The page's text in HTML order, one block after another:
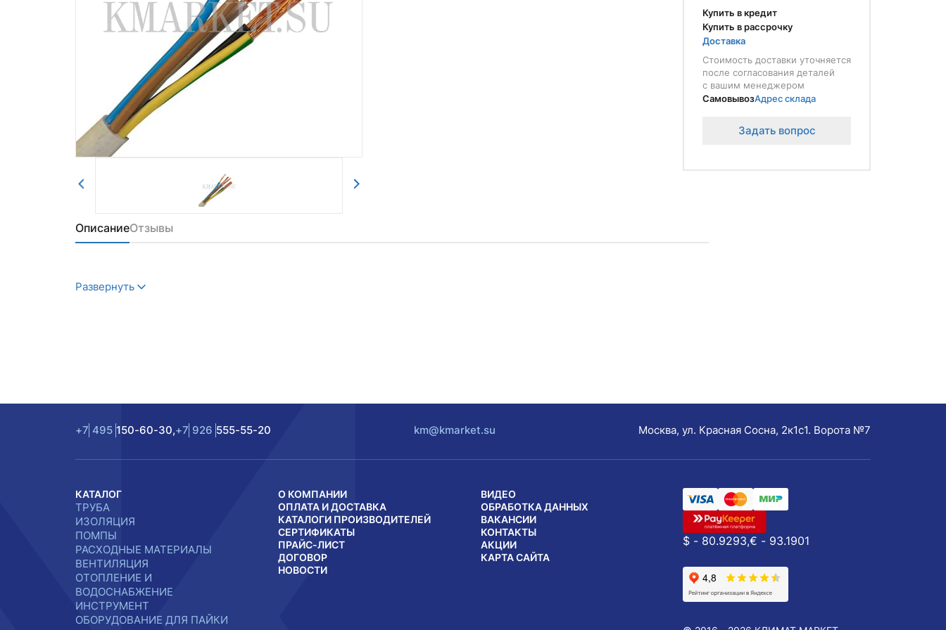
Купить в кредит
Купить в рассрочку
Доставка
Стоимость доставки уточняется
после согласования деталей
с вашим менеджером
СамовывозАдрес склада
Задать вопрос
ОписаниеОтзывы
Развернуть
Авторизоваться
+7 495 150-60-30,+7 926 555-55-20 km@kmarket.su Москва, ул. Красная Сосна, 2к1с1. Ворота №7
КАТАЛОГ
ТРУБА
ИЗОЛЯЦИЯ
ПОМПЫ
РАСХОДНЫЕ МАТЕРИАЛЫ
ВЕНТИЛЯЦИЯ
ОТОПЛЕНИЕ И
ВОДОСНАБЖЕНИЕ
ИНСТРУМЕНТ
ОБОРУДОВАНИЕ ДЛЯ ПАЙКИ
О КОМПАНИИ
ОПЛАТА И ДОСТАВКА
КАТАЛОГИ ПРОИЗВОДИТЕЛЕЙ
СЕРТИФИКАТЫ
ПРАЙС-ЛИСТ
ДОГОВОР
НОВОСТИ
ВИДЕО
ОБРАБОТКА ДАННЫХ
ВАКАНСИИ
КОНТАКТЫ
АКЦИИ
КАРТА САЙТА
$ - 80.9293,€ - 93.1901